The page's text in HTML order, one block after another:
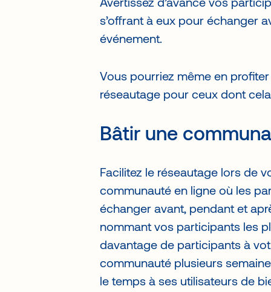
Avertissez d’avance vos
s’offrant à eux pour échanger
Vous pourriez même en
Bâtir une
Facilitez le réseautage lors de
communauté en ligne où les
échanger avant, pendant et
nommant vos participants les
davantage de participants à
communauté plusieurs